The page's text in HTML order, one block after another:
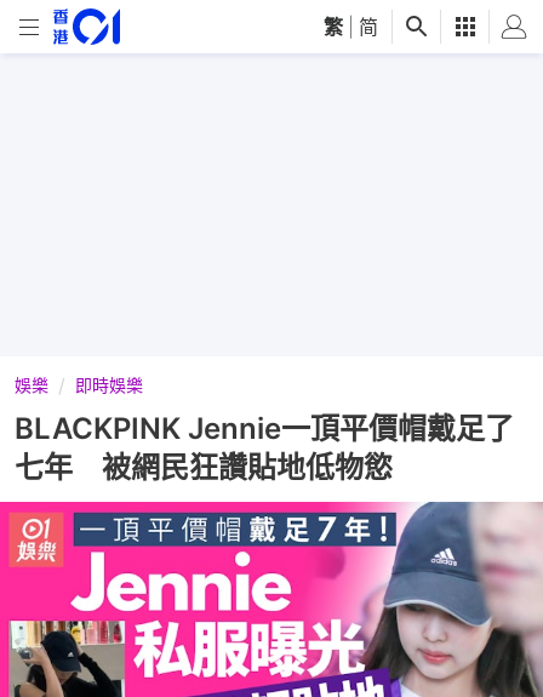
繁 简
娛樂 即時娛樂
BLACKPINK Jennie一頂平價帽戴足了
七年 被網民狂讚貼地低物慾